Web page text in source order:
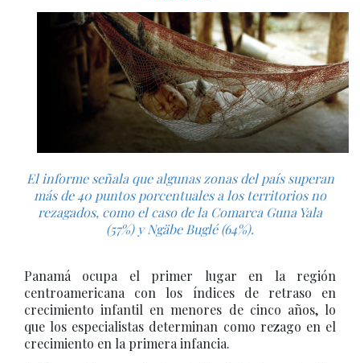
El informe señala que algunas zonas del país superan
más de 40 puntos porcentuales a los territorios no
rezagados, como el caso de la Comarca Guna Yala
(57%) y Ngäbe Buglé (64%).
Panamá ocupa el primer lugar en la región
centroamericana con los índices de retraso en
crecimiento infantil en menores de cinco años, lo
que los especialistas determinan como rezago en el
crecimiento en la primera infancia.